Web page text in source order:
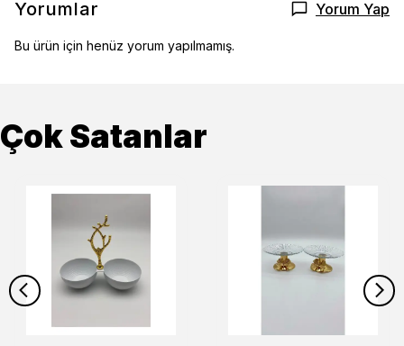
Yorumlar Yorum Yap
Bu ürün için henüz yorum yapılmamış.
Çok Satanlar